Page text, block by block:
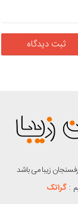
زیبا می باشد
: گراتک